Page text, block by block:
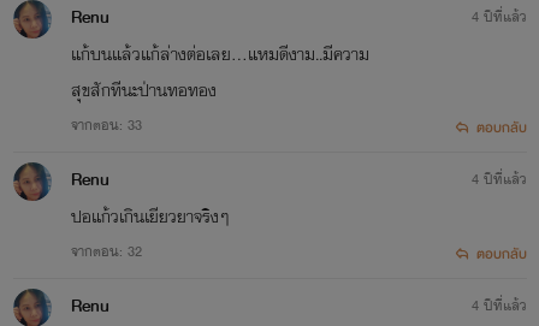
Renu
แก้บนแล้วแก้ล่างต่อเลย...แหมดีงาม..มีความ
สุขสักทีนะป่านทอทอง
จากตอน: 33
4 ปีที่แล้ว
ตอบกลับ
Renu
ปอแก้วเกินเยียวยาจริงๆ
จากตอน: 32
4 ปีที่แล้ว
ตอบกลับ
Renu 4 ปีที่แล้ว